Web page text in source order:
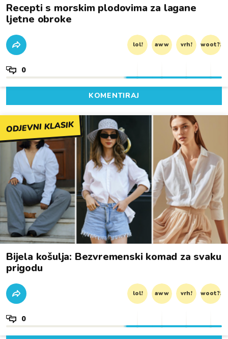
Recepti s morskim plodovima za lagane
ljetne obroke
lol! aww vrh! woot?!
0
KOMENTIRAJ
ODJEVNI KLASIK
Bijela košulja: Bezvremenski komad za svaku
prigodu
lol! aww vrh! woot?!
0